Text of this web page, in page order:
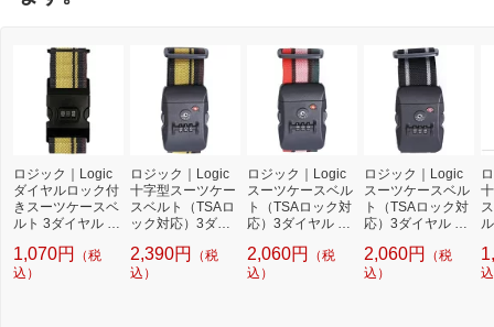
ロジック｜Logic
ダイヤルロック付
きスーツケースベ
ルト 3ダイヤル イ
LG-STCS-BLT-YE
BK
1,070円
（税
込）
ロジック｜Logic
十字型スーツケー
スベルト（TSAロ
ック対応）3ダイ
ラック LG-STCS-
TSABLT-CT-YEBK
2,390円
（税
込）
ロジック｜Logic
スーツケースベル
ト（TSAロック対
応）3ダイヤル グ
ッド LG-STCS-TS
ABLT-GRPKRD
2,060円
（税
込）
ロジック｜Logic
スーツケースベル
ト（TSAロック対
応）3ダイヤル ブ
-STCS-TSABLT-B
KGY
2,060円
（税
込）